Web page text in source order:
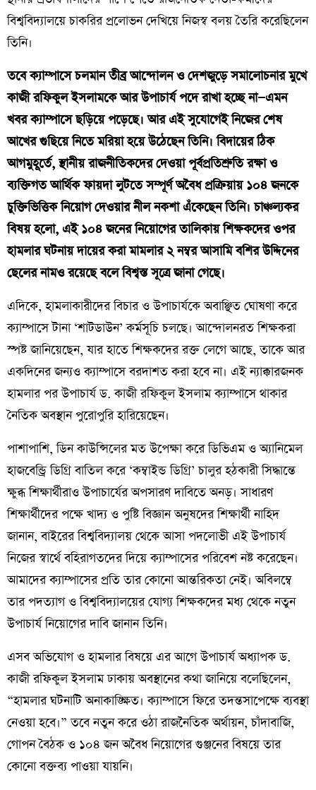
বিশ্ববিদ্যালয়ে চাকরির প্রলোভন দেখিয়ে নিজস্ব বলয় তৈরি করেছিলেন
তিনি।
তবে ক্যাম্পাসে চলমান তীব্র আন্দোলন ও দেশজুড়ে সমালোচনার মুখে
কাজী রফিকুল ইসলামকে আর উপাচার্য পদে রাখা হচ্ছে না—এমন
খবর ক্যাম্পাসে ছড়িয়ে পড়েছে। আর এই সুযোগেই নিজের শেষ
আখের গুছিয়ে নিতে মরিয়া হয়ে উঠেছেন তিনি। বিদায়ের ঠিক
আগমুহূর্তে, স্থানীয় রাজনীতিকদের দেওয়া পূর্বপ্রতিশ্রুতি রক্ষা ও
ব্যক্তিগত আর্থিক ফায়দা লুটতে সম্পূর্ণ অবৈধ প্রক্রিয়ায় ১০৪ জনকে
চুক্তিভিত্তিক নিয়োগ দেওয়ার নীল নকশা এঁকেছেন তিনি। চাঞ্চল্যকর
বিষয় হলো, এই ১০৪ জনের নিয়োগের তালিকায় শিক্ষকদের ওপর
হামলার ঘটনায় দায়ের করা মামলার ২ নম্বর আসামি বশির উদ্দিনের
ছেলের নামও রয়েছে বলে বিশ্বস্ত সূত্রে জানা গেছে।
​এদিকে, হামলাকারীদের বিচার ও উপাচার্যকে অবাঞ্ছিত ঘোষণা করে
ক্যাম্পাসে টানা ‘শাটডাউন’ কর্মসূচি চলছে। আন্দোলনরত শিক্ষকরা
স্পষ্ট জানিয়েছেন, যার হাতে শিক্ষকদের রক্ত লেগে আছে, তাকে আর
একদিনের জন্যও ক্যাম্পাসে বরদাশত করা হবে না। এই ন্যাক্কারজনক
হামলার পর উপাচার্য ড. কাজী রফিকুল ইসলাম ক্যাম্পাসে থাকার
নৈতিক অবস্থান পুরোপুরি হারিয়েছেন।
​পাশাপাশি, ডিন কাউন্সিলের মত উপেক্ষা করে ডিভিএম ও অ্যানিমেল
হাজবেন্ড্রি ডিগ্রি বাতিল করে ‘কম্বাইন্ড ডিগ্রি’ চালুর হঠকারী সিদ্ধান্তে
ক্ষুব্ধ শিক্ষার্থীরাও উপাচার্যের অপসারণ দাবিতে অনড়। সাধারণ
শিক্ষার্থীদের পক্ষে খাদ্য ও পুষ্টি বিজ্ঞান অনুষদের শিক্ষার্থী নাহিদ
জানান, বাইরের বিশ্ববিদ্যালয় থেকে আসা পদলোভী এই উপাচার্য
নিজের স্বার্থে বহিরাগতদের দিয়ে ক্যাম্পাসের পরিবেশ নষ্ট করেছেন।
আমাদের ক্যাম্পাসের প্রতি তার কোনো আন্তরিকতা নেই। অবিলম্বে
তার পদত্যাগ ও বিশ্ববিদ্যালয়ের যোগ্য শিক্ষকদের মধ্য থেকে নতুন
উপাচার্য নিয়োগের দাবি জানান তিনি।
​এসব অভিযোগ ও হামলার বিষয়ে এর আগে উপাচার্য অধ্যাপক ড.
কাজী রফিকুল ইসলাম ঢাকায় অবস্থানের কথা জানিয়ে বলেছিলেন,
“হামলার ঘটনাটি অনাকাঙ্ক্ষিত। ক্যাম্পাসে ফিরে তদন্তসাপেক্ষে ব্যবস্থা
নেওয়া হবে।” তবে নতুন করে ওঠা রাজনৈতিক অর্থায়ন, চাঁদাবাজি,
গোপন বৈঠক ও ১০৪ জন অবৈধ নিয়োগের গুঞ্জনের বিষয়ে তার
কোনো বক্তব্য পাওয়া যায়নি।